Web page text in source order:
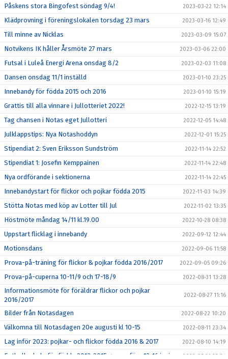
Påskens stora Bingofest söndag 9/4! 2023-03-22 12:14
Klädprovning i föreningslokalen torsdag 23 mars 2023-03-16 12:49
Till minne av Nicklas 2023-03-09 15:07
Notvikens IK håller Årsmöte 27 mars 2023-03-06 22:00
Futsal i Luleå Energi Arena onsdag 8/2 2023-02-03 11:08
Dansen onsdag 11/1 inställd 2023-01-10 23:25
Innebandy för födda 2015 och 2016 2023-01-10 15:19
Grattis till alla vinnare i Jullotteriet 2022! 2022-12-15 13:19
Tag chansen i Notas eget Jullotteri 2022-12-05 14:48
Julklappstips: Nya Notashoddyn 2022-12-01 15:25
Stipendiat 2: Sven Eriksson Sundström 2022-11-14 22:52
Stipendiat 1: Josefin Kemppainen 2022-11-14 22:48
Nya ordförande i sektionerna 2022-11-14 22:45
Innebandystart för flickor och pojkar födda 2015 2022-11-03 14:39
Stötta Notas med köp av Lotter till Jul 2022-11-02 13:35
Höstmöte måndag 14/11 kl.19.00 2022-10-28 08:38
Uppstart flicklag i innebandy 2022-09-12 12:44
Motionsdans 2022-09-06 11:58
Prova-på-träning för flickor & pojkar födda 2016/2017 2022-09-05 09:26
Prova-på-cuperna 10-11/9 och 17-18/9 2022-08-31 13:28
Informationsmöte för föräldrar flickor och pojkar
2016/2017
2022-08-27 11:16
Bilder från Notasdagen 2022-08-22 10:20
Välkomna till Notasdagen 20e augusti kl 10-15 2022-08-11 23:34
Lag inför 2023: pojkar- och flickor födda 2016 & 2017 2022-08-10 14:19
Fotbollsskola för födda 2013-2015 genomförs 13-16 juni 2022-05-21 23:34